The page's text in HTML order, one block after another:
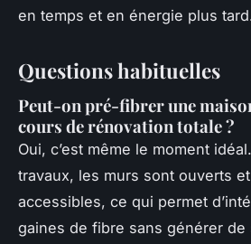
en temps et en énergie plus
Questions habituelles
Peut-on pré-fibrer une
cours de rénovation totale ?
Oui, c’est même le moment
travaux, les murs sont ouverts
accessibles, ce qui permet
gaines de fibre sans générer de